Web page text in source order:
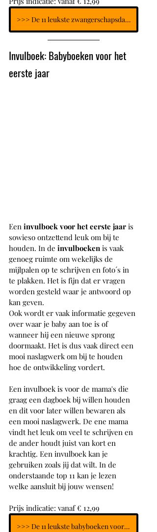
>>> De 11 leukste zwangerschapsdagboeken
Invulboek: Babyboeken voor het
eerste jaar
Een invulboek voor het eerste jaar is
sowieso ontzettend leuk om bij te
houden. In de invulboeken is vaak
genoeg ruimte om wekelijks de
mijlpalen op te schrijven en foto´s in
te plakken. Het is fijn dat er vragen
worden gesteld waar je antwoord op
kan geven.
Ook wordt er vaak informatie gegeven
over waar je baby aan toe is of
wanneer hij een nieuwe sprong
doormaakt. Het is dus vaak direct een
mooi naslagwerk om bij te houden
hoe de ontwikkeling vordert.
Een invulboek is voor de mama's die
graag een dagboek bij willen houden
en dit voor later willen bewaren als
een mooi naslagwerk. De ene mama
vindt het leuk om veel te schrijven en
de ander houdt juist van kort en
krachtig. Een invulboek kan je
gebruiken zoals jij dat wilt. In de
onderstaande top 11 kan je lezen
welke aansluit bij jouw wensen!
Prijs indicatie: vanaf € 12,99
>>> De 11 leukste babyboeken voor het eerste jaar